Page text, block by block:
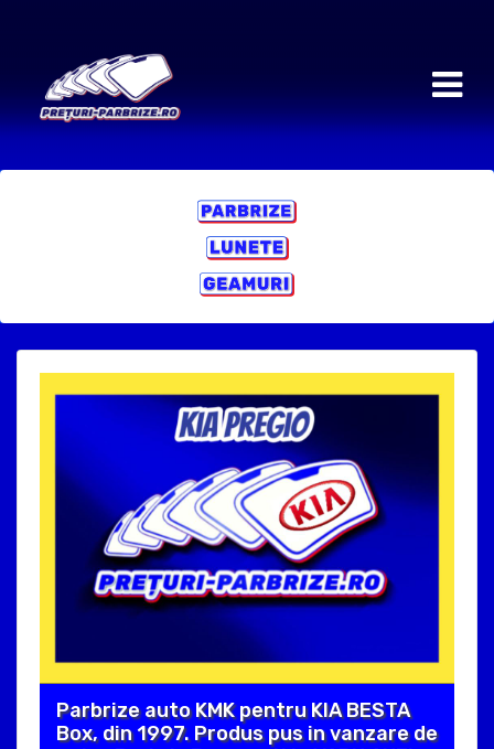
Parbrize auto KMK pentru KIA BESTA
Box, din 1997. Produs pus in vanzare de